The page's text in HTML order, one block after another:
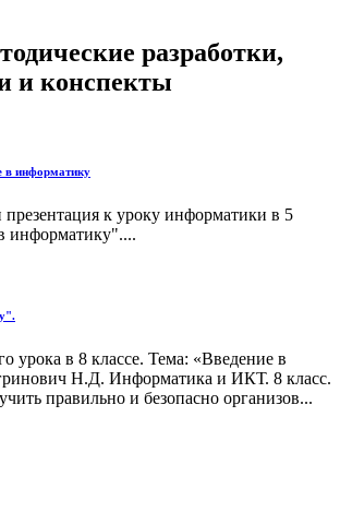
разработки,
и конспекты
в информатику
презентация к уроку информатики в 5
информатику"....
урока в 8 классе. Тема: «Введение в
Н.Д. Информатика и ИКТ. 8 класс.
правильно и безопасно организов...